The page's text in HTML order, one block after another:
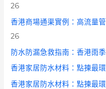
26
香港商場通渠實例：高流量
26
防水防漏急救指南：香港雨
香港家居防水材料：點揀最
香港家居防水材料：點揀最